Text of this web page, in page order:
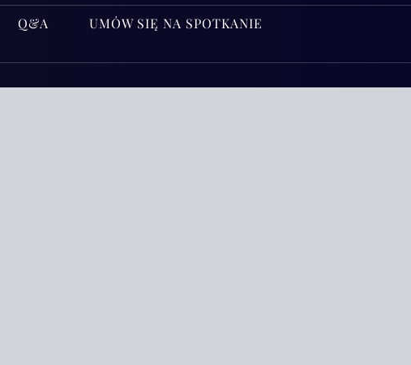
Q&A UMÓW SIĘ NA SPOTKANIE